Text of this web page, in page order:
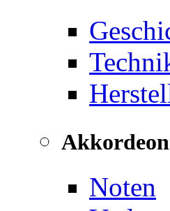
Noten